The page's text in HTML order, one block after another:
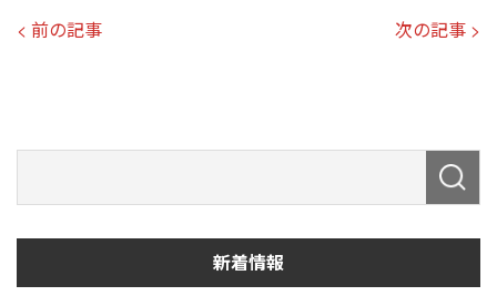
< 前の記事 次の記事 >
新着情報